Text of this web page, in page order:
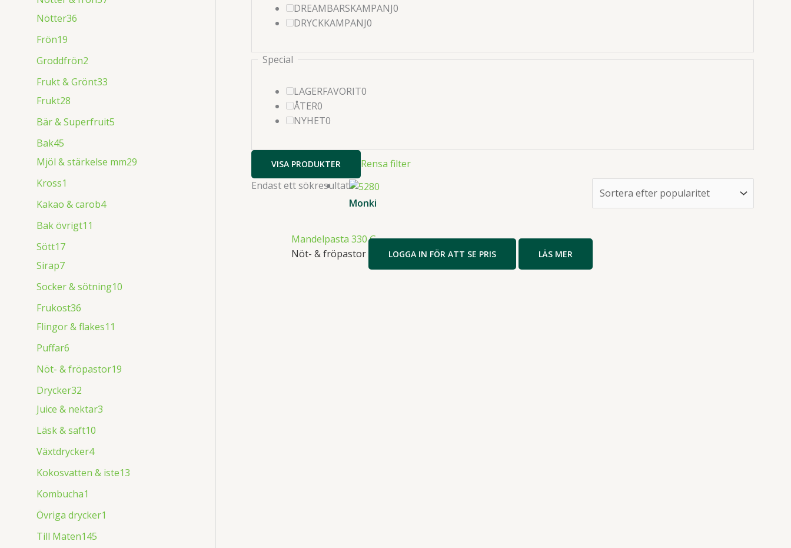
Nötter36
Frön19
Groddfrön2
Frukt & Grönt33
Frukt28
Bär & Superfruit5
Bak45
Mjöl & stärkelse mm29
Kross1
Kakao & carob4
Bak övrigt11
Sött17
Sirap7
Socker & sötning10
Frukost36
Flingor & flakes11
Puffar6
Nöt- & fröpastor19
Drycker32
Juice & nektar3
Läsk & saft10
Växtdrycker4
Kokosvatten & iste13
Kombucha1
Övriga drycker1
Till Maten145
produkter
DREAMBARSKAMPANJ0
DRYCKKAMPANJ0
Special
LAGERFAVORIT0
ÅTER0
produkter
NYHET0
VISA PRODUKTER
Rensa filter
Endast ett sökresultat
Monki
Mandelpasta 330 G
Nöt- & fröpastor
LOGGA IN FÖR ATT SE PRIS LÄS MER